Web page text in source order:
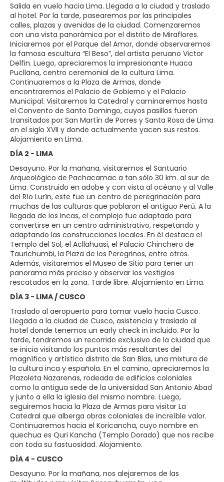
Salida en vuelo hacia Lima. Llegada a la ciudad y traslado
al hotel. Por la tarde, pasearemos por las principales
calles, plazas y avenidas de la ciudad. Comenzaremos
con una vista panorámica por el distrito de Miraflores.
Iniciaremos por el Parque del Amor, donde observaremos
la famosa escultura “El Beso”, del artista peruano Victor
Delfin. Luego, apreciaremos la impresionante Huaca
Pucllana, centro ceremonial de la cultura Lima.
Continuaremos a la Plaza de Armas, donde
encontraremos el Palacio de Gobierno y el Palacio
Municipal. Visitaremos la Catedral y caminaremos hasta
el Convento de Santo Domingo, cuyos pasillos fueron
transitados por San Martín de Porres y Santa Rosa de Lima
en el siglo XVII y donde actualmente yacen sus restos.
Alojamiento en Lima.
DÍA 2 - LIMA
Desayuno. Por la mañana, visitaremos el Santuario
Arqueológico de Pachacamac a tan sólo 30 km. al sur de
Lima. Construido en adobe y con vista al océano y al Valle
del Río Lurín, este fue un centro de peregrinación para
muchas de las culturas que poblaron el antiguo Perú. A la
llegada de los Incas, el complejo fue adaptado para
convertirse en un centro administrativo, respetando y
adaptando las construcciones locales. En él destaca el
Templo del Sol, el Acllahuasi, el Palacio Chinchero de
Taurichumbi, la Plaza de los Peregrinos, entre otros.
Además, visitaremos el Museo de Sitio para tener un
panorama más preciso y observar los vestigios
rescatados en la zona. Tarde libre. Alojamiento en Lima.
DÍA 3 - LIMA / CUSCO
Traslado al aeropuerto para tomar vuelo hacia Cusco.
Llegada a la ciudad de Cusco, asistencia y traslado al
hotel donde tenemos un early check in incluido. Por la
tarde, tendremos un recorrido exclusivo de la ciudad que
se inicia visitando los puntos más resaltantes del
magnífico y artístico distrito de San Blas, una mixtura de
la cultura inca y española. En el camino, apreciaremos la
Plazoleta Nazarenas, rodeada de edificios coloniales
como la antigua sede de la universidad San Antonio Abad
y junto a ella la iglesia del mismo nombre. Luego,
seguiremos hacia la Plaza de Armas para visitar La
Catedral que alberga obras coloniales de increíble valor.
Continuaremos hacia el Koricancha, cuyo nombre en
quechua es Quri Kancha (Templo Dorado) que nos recibe
con toda su fastuosidad. Alojamiento.
DÍA 4 - CUSCO
Desayuno. Por la mañana, nos alejaremos de las